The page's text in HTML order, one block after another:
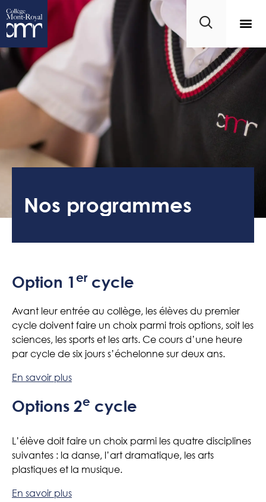
Nos programmes
Option 1 ercycle
Avant leur entrée au collège, les élèves du premier
cycle doivent faire un choix parmi trois options, soit les
sciences, les sports et les arts. Ce cours d’une heure
par cycle de six jours s’échelonne sur deux ans.
En savoir plus
Options 2e cycle
L’élève doit faire un choix parmi les quatre disciplines
suivantes : la danse, l’art dramatique, les arts
plastiques et la musique.
En savoir plus